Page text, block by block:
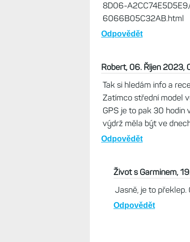
8D06-
6066B05C32AB.html
Odpovědět
Robert, 06. Říjen 2023,
Tak si hledám info a
Zatímco střední model
GPS je to pak 30 hodin
výdrž měla být ve
Odpovědět
Život s Garminem,
Jasně, je to překlep.
Odpovědět